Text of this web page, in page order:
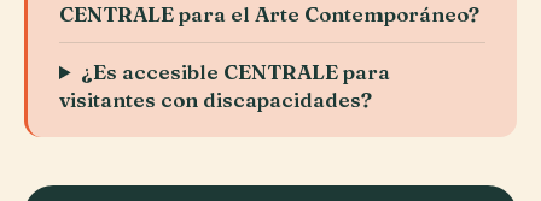
CENTRALE para el Arte Contemporáneo?
¿Es accesible CENTRALE para
visitantes con discapacidades?